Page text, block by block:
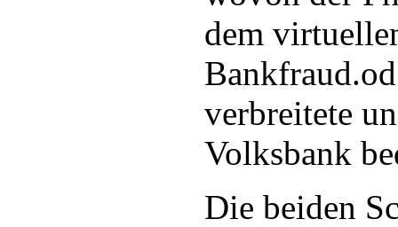
dem
verbreitete
Volksbank
Die beiden